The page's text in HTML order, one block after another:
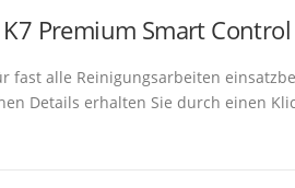
Premium Smart
fast alle Reinigungsarbeiten
Details erhalten Sie durch einen